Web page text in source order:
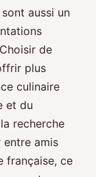
aussi un
de
plus
culinaire
et du
recherche
entre amis
française, ce